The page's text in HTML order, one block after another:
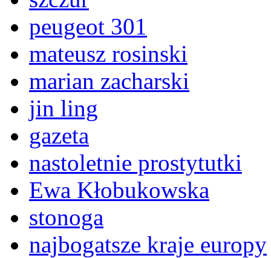
peugeot 301
mateusz rosinski
marian zacharski
jin ling
gazeta
nastoletnie prostytutki
Ewa Kłobukowska
stonoga
najbogatsze kraje europy